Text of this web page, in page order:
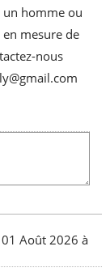
un homme ou
mesure de
nous
01 Août 2026 à